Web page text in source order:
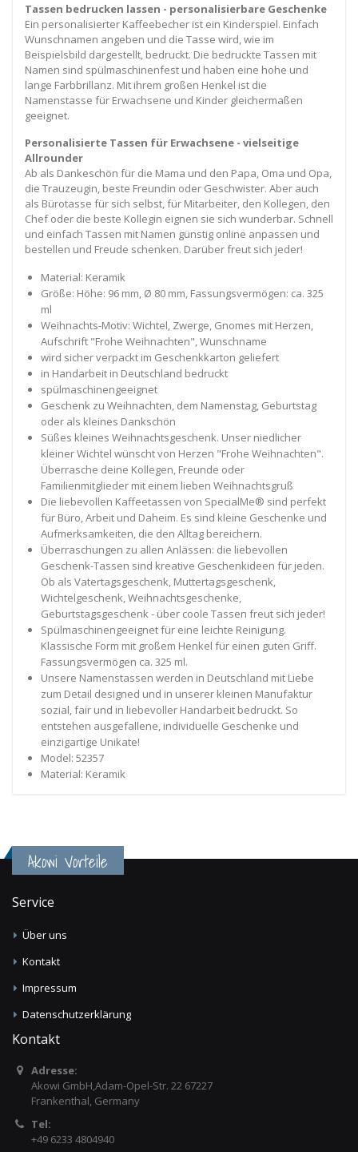
Tassen bedrucken lassen - personalisierbare Geschenke
Ein personalisierter Kaffeebecher ist ein Kinderspiel. Einfach
Wunschnamen angeben und die Tasse wird, wie im
Beispielsbild dargestellt, bedruckt. Die bedruckte Tassen mit
Namen sind spülmaschinenfest und haben eine hohe und
lange Farbbrillanz. Mit ihrem großen Henkel ist die
Namenstasse für Erwachsene und Kinder gleichermaßen
geeignet.
Personalisierte Tassen für Erwachsene - vielseitige
Allrounder
Ab als Dankeschön für die Mama und den Papa, Oma und Opa,
die Trauzeugin, beste Freundin oder Geschwister. Aber auch
als Bürotasse für sich selbst, für Mitarbeiter, den Kollegen, den
Chef oder die beste Kollegin eignen sie sich wunderbar. Schnell
und einfach Tassen mit Namen günstig online anpassen und
bestellen und Freude schenken. Darüber freut sich jeder!
Material: Keramik
Größe: Höhe: 96 mm, Ø 80 mm, Fassungsvermögen: ca. 325
ml
Weihnachts-Motiv: Wichtel, Zwerge, Gnomes mit Herzen,
Aufschrift "Frohe Weihnachten", Wunschname
wird sicher verpackt im Geschenkkarton geliefert
in Handarbeit in Deutschland bedruckt
spülmaschinengeeignet
Geschenk zu Weihnachten, dem Namenstag, Geburtstag
oder als kleines Dankschön
Süßes kleines Weihnachtsgeschenk. Unser niedlicher
kleiner Wichtel wünscht von Herzen "Frohe Weihnachten".
Überrasche deine Kollegen, Freunde oder
Familienmitglieder mit einem lieben Weihnachtsgruß
Die liebevollen Kaffeetassen von SpecialMe® sind perfekt
für Büro, Arbeit und Daheim. Es sind kleine Geschenke und
Aufmerksamkeiten, die den Alltag bereichern.
Überraschungen zu allen Anlässen: die liebevollen
Geschenk-Tassen sind kreative Geschenkideen für jeden.
Ob als Vatertagsgeschenk, Muttertagsgeschenk,
Wichtelgeschenk, Weihnachtsgeschenke,
Geburtstagsgeschenk - über coole Tassen freut sich jeder!
Spülmaschinengeeignet für eine leichte Reinigung.
Klassische Form mit großem Henkel für einen guten Griff.
Fassungsvermögen ca. 325 ml.
Unsere Namenstassen werden in Deutschland mit Liebe
zum Detail designed und in unserer kleinen Manufaktur
sozial, fair und in liebevoller Handarbeit bedruckt. So
entstehen ausgefallene, individuelle Geschenke und
einzigartige Unikate!
Model: 52357
Material: Keramik
Akowi Vorteile
Service
Über uns
Kontakt
Impressum
Datenschutzerklärung
Kontakt
Adresse:
Akowi GmbH,Adam-Opel-Str. 22 67227
Frankenthal, Germany
Tel:
+49 6233 4804940